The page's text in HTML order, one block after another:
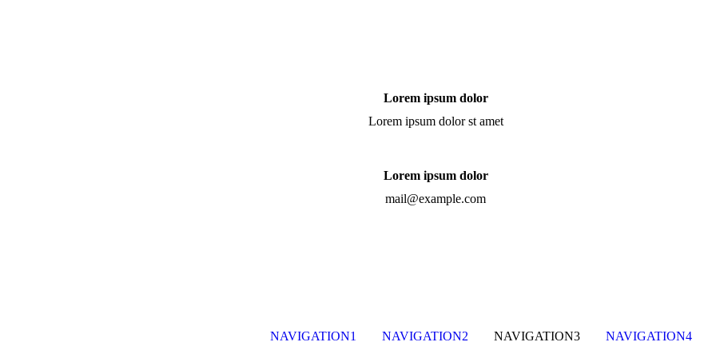
Lorem ipsum dolor
Lorem ipsum dolor st amet
Lorem ipsum dolor
mail@example.com
NAVIGATION1 NAVIGATION2 NAVIGATION3 NAVIGATION4